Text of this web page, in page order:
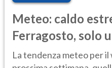
Meteo: caldo
Ferragosto, solo
Ecco dove
La tendenza meteo per